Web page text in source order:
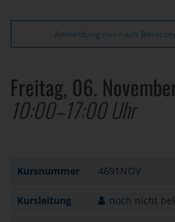
Anmeldung nur nach
Freitag, 06.
10:00–17:00 Uhr
Kursnummer 4691NOV
Kursleitung noch nicht